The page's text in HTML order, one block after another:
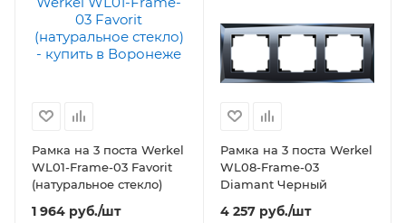
Рамка на 3 поста Werkel
WL01-Frame-03 Favorit
(натуральное стекло)
1 964 руб./шт
Рамка на 3 поста Werkel
WL08-Frame-03
Diamant Черный
4 257руб./шт